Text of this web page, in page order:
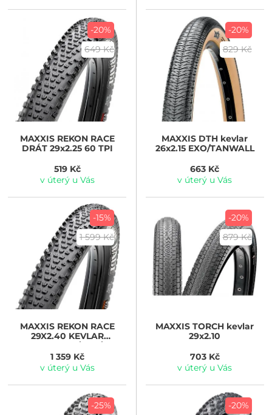
-20%
649 Kč
MAXXISREKON RACE
DRÁT 29x2.25 60 TPI
519 Kč
v úterý u Vás
-20%
829 Kč
MAXXIS DTH kevlar
26x2.15 EXO/TANWALL
663 Kč
v úterý u Vás
-15%
1 599 Kč
MAXXISREKON RACE
29X2.40 KEVLAR
1 359 Kč
v úterý u Vás
-20%
879 Kč
MAXXIS TORCH kevlar
29x2.10
703 Kč
v úterý u Vás
-25%
-20%